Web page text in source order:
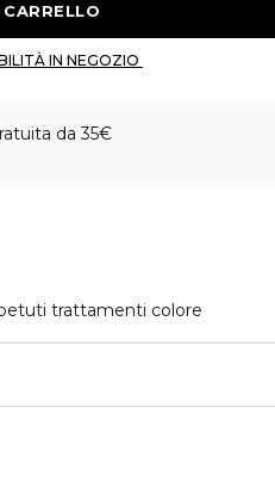
da 35€
trattamenti colore